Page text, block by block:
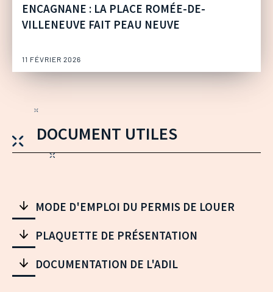
ENCAGNANE : LA PLACE ROMÉE-DE-
VILLENEUVE FAIT PEAU NEUVE
11 FÉVRIER 2026
DOCUMENT UTILES
MODE D'EMPLOI DU PERMIS DE LOUER
PLAQUETTE DE PRÉSENTATION
DOCUMENTATION DE L'ADIL